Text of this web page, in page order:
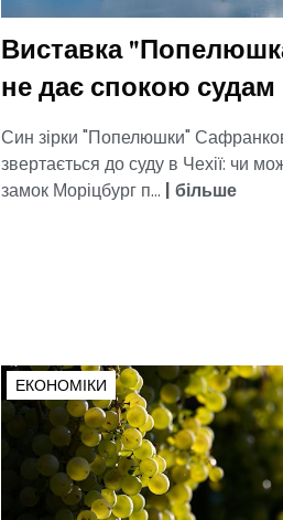
Виставка
не дає спокою судам
Син зірки "Попелюшки"
звертається до суду в Чехії: чи
замок Моріцбург п... | більше
ЕКОНОМІКИ